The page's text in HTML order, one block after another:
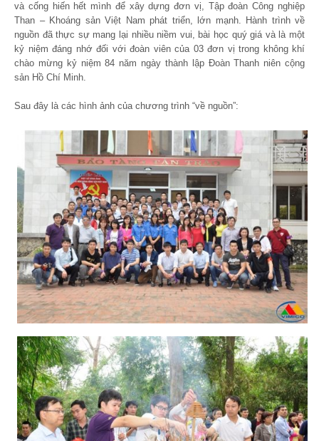
và cống hiến hết mình để xây dựng đơn vị, Tập đoàn Công nghiệp
Than – Khoáng sản Việt Nam phát triển, lớn mạnh. Hành trình về
nguồn đã thực sự mang lại nhiều niềm vui, bài học quý giá và là một
kỷ niệm đáng nhớ đối với đoàn viên của 03 đơn vị trong không khí
chào mừng kỷ niệm 84 năm ngày thành lập Đoàn Thanh niên cộng
sản Hồ Chí Minh.
Sau đây là các hình ảnh của chương trình “về nguồn”: